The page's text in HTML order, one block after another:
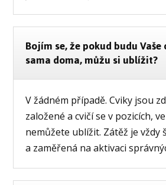
Bojím se, že pokud budu
sama doma, můžu si ublížit?
V žádném případě. Cviky jsou
založené a cvičí se v pozicích,
nemůžete ublížit. Zátěž je vždy
a zaměřená na aktivaci